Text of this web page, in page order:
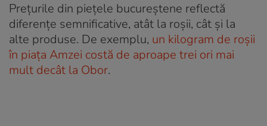
Prețurile din piețele bucureștene reflectă
diferențe semnificative, atât la roșii, cât și la
alte produse. De exemplu, un kilogram de roșii
în piața Amzei costă de aproape trei ori mai
mult decât la Obor.